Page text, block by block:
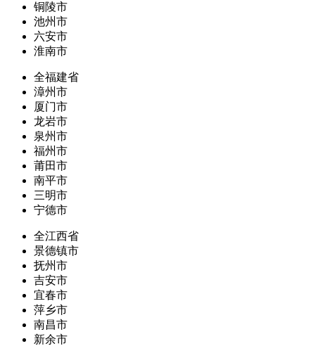
铜陵市
池州市
六安市
淮南市
全福建省
漳州市
厦门市
龙岩市
泉州市
福州市
莆田市
南平市
三明市
宁德市
全江西省
景德镇市
抚州市
吉安市
宜春市
萍乡市
南昌市
新余市